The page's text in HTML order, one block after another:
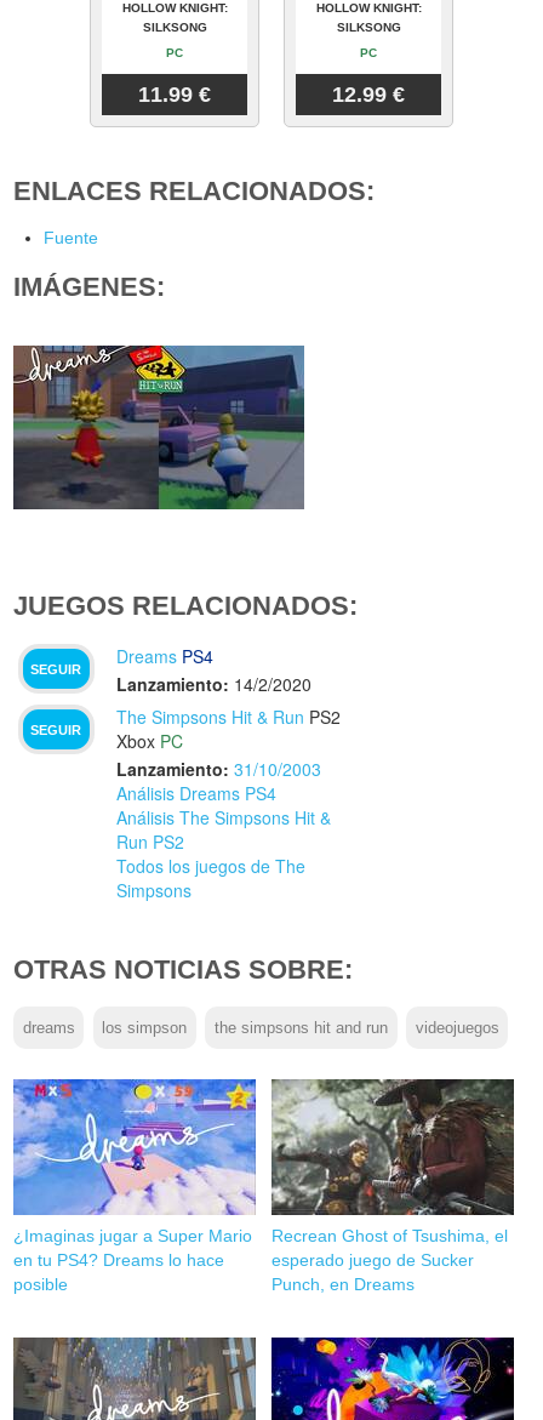
HOLLOW KNIGHT:
SILKSONG
PC
11.99 €
HOLLOW KNIGHT:
SILKSONG
PC
12.99 €
ENLACES RELACIONADOS:
Fuente
IMÁGENES:
JUEGOS RELACIONADOS:
SEGUIR
Dreams PS4
Lanzamiento: 14/2/2020
SEGUIR
The Simpsons Hit & Run PS2
Xbox PC
Lanzamiento: 31/10/2003
Análisis Dreams PS4
Análisis The Simpsons Hit &
Run PS2
Todos los juegos de The
Simpsons
OTRAS NOTICIAS SOBRE:
dreams los simpson the simpsons hit and run videojuegos
¿Imaginas jugar a Super Mario
en tu PS4? Dreams lo hace
posible
Recrean Ghost of Tsushima, el
esperado juego de Sucker
Punch, en Dreams